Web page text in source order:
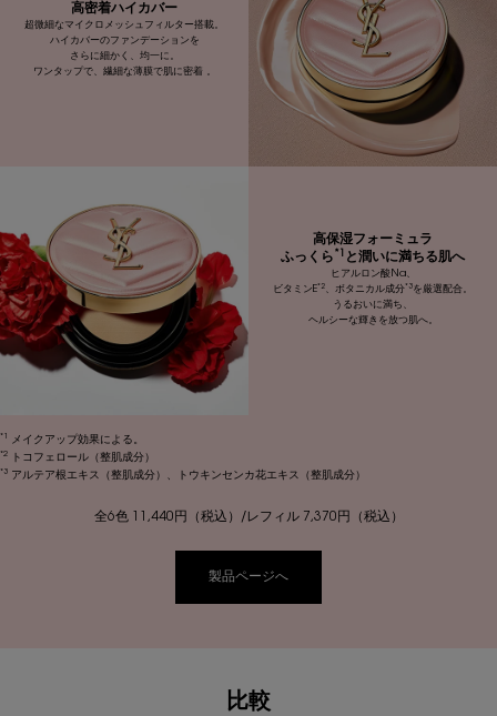
高密着ハイカバー
超微細なマイクロメッシュフィルター搭載。
ハイカバーのファンデーションを
さらに細かく、均一に。
ワンタップで、繊細な薄膜で肌に密着 。
高保湿フォーミュラ
ふっくら *1 と潤いに満ちる肌へ
ヒアルロン酸Na、
ビタミンE*2、ボタニカル成分*3を厳選配合。
うるおいに満ち、
ヘルシーな輝きを放つ肌へ。
*1 メイクアップ効果による。
*2 トコフェロール（整肌成分）
*3 アルテア根エキス（整肌成分）、トウキンセンカ花エキス（整肌成分）
全6色 11,440円（税込）/レフィル 7,370円（税込）
製品ページへ
比較